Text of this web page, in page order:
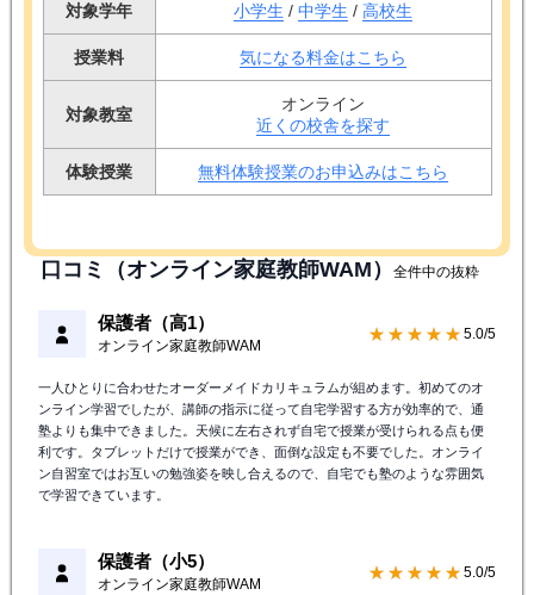
対象学年 小学生 / 中学生 / 高校生
授業料 気になる料金はこちら
対象教室
オンライン
近くの校舎を探す
体験授業 無料体験授業のお申込みはこちら
口コミ（オンライン家庭教師WAM） 全件中の抜粋
保護者（高1）
オンライン家庭教師WAM
★★★★★ 5.0/5
一人ひとりに合わせたオーダーメイドカリキュラムが組めます。初めてのオ
ンライン学習でしたが、講師の指示に従って自宅学習する方が効率的で、通
塾よりも集中できました。天候に左右されず自宅で授業が受けられる点も便
利です。タブレットだけで授業ができ、面倒な設定も不要でした。オンライ
ン自習室ではお互いの勉強姿を映し合えるので、自宅でも塾のような雰囲気
で学習できています。
保護者（小5）
オンライン家庭教師WAM
★★★★★ 5.0/5